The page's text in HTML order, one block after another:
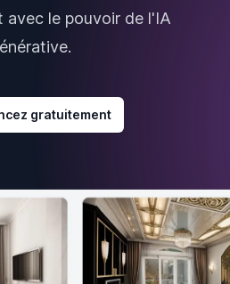
avec le pouvoir de l'IA
gratuitement